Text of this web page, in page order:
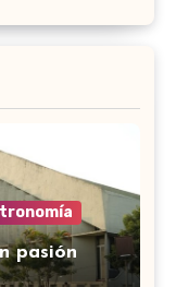
pasión